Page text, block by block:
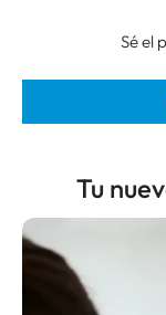
Sé el
Tu